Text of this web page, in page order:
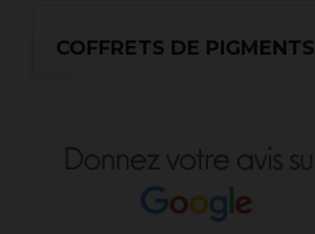
COFFRETS DE PIGMENTS